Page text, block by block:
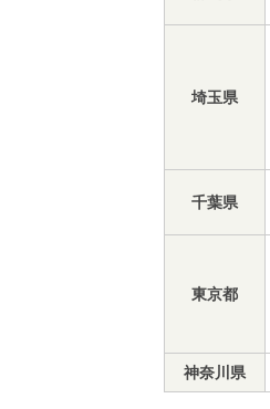
埼玉県
千葉県
東京都
神奈川県